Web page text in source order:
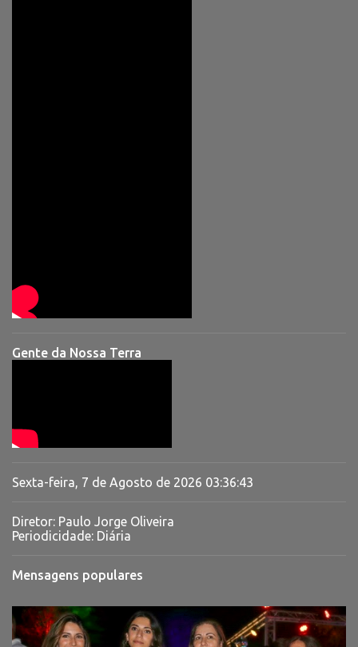
Gente da Nossa Terra
Sexta-feira, 7 de Agosto de 2026 03:36:44
Diretor: Paulo Jorge Oliveira
Periodicidade: Diária
Mensagens populares